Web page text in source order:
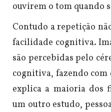
ouvirem o tom quando
Contudo a repetição
facilidade cognitiva.
são percebidas pelo
cognitiva, fazendo com
explica a maioria dos
um outro estudo,